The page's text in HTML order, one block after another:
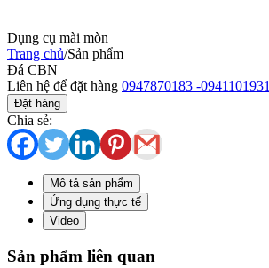
Dụng cụ mài mòn
Trang chủ/Sản phẩm
Đá CBN
Liên hệ để đặt hàng 0947870183 -0941101931
Đặt hàng
Chia sẻ:
Mô tả sản phẩm
Ứng dụng thực tế
Video
Sản phẩm liên quan